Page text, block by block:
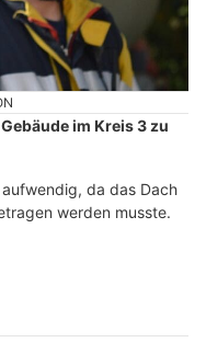
im Kreis 3 zu
da das Dach
werden musste.